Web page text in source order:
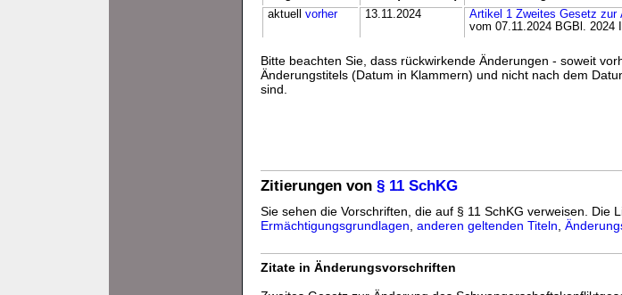
aktuell vorher 13.11.2024
Artikel 1 Zweites Gesetz zur
vom 07.11.2024 BGBl. 2024
Bitte beachten Sie, dass rückwirkende Änderungen - soweit
Änderungstitels (Datum in Klammern) und nicht nach dem
sind.
Zitierungen von § 11 SchKG
Sie sehen die Vorschriften, die auf § 11 SchKG verweisen. Die
Ermächtigungsgrundlagen anderen geltenden Titeln
Zitate in Änderungsvorschriften